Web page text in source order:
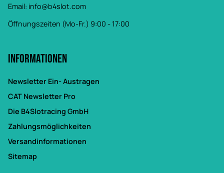
Email: info@b4slot.com
Öffnungszeiten (Mo-Fr.) 9:00 - 17:00
Informationen
Newsletter Ein- Austragen
CAT Newsletter Pro
Die B4Slotracing GmbH
Zahlungsmöglichkeiten
Versandinformationen
Sitemap